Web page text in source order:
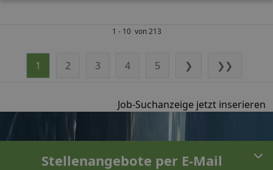
1 - 10 von 213
1 2 3 4 5 ❯ ❯❯
Job-Suchanzeige jetzt inserieren
Stellenangebote per E-Mail